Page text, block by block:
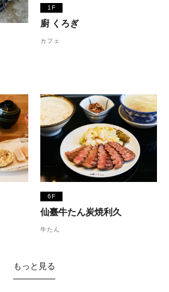
1F
廚 くろぎ
カフェ
6F
仙臺牛たん炭焼利久
牛たん
もっと見る